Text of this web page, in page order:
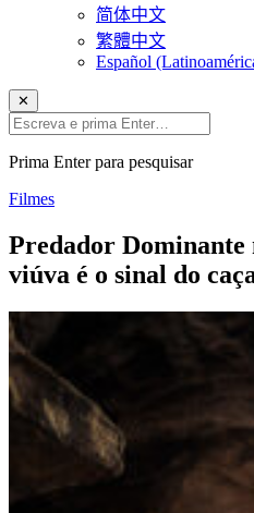
简体中文
繁體中文
Español
✕
Prima Enter para pesquisar
Filmes
Predador
viúva é o sinal do